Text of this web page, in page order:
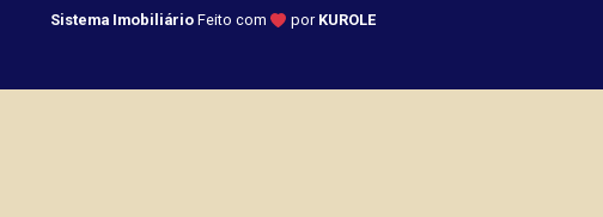
Sistema Imobiliário Feito com por KUROLE